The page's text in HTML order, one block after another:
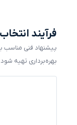
فرآیند
پیشنهاد فنی مناسب
بهره‌برداری تهیه شود.